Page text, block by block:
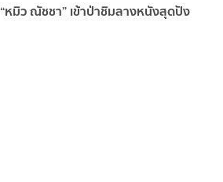
“หมิว ณัชชา” เข้าป่าชิมลางหนังสุดปัง